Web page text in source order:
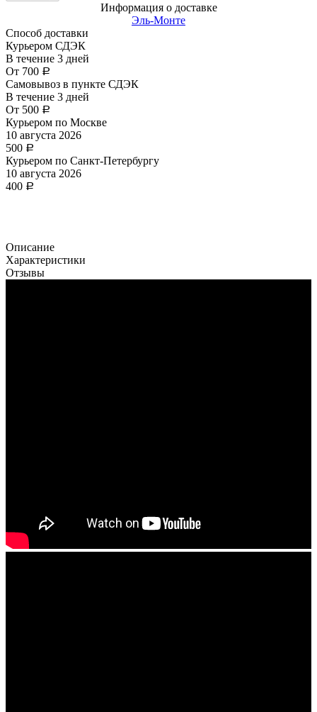
Информация о доставке
Эль-Монте
Способ доставки
Курьером СДЭК
В течение 3 дней
От 700 Р
Самовывоз в пункте СДЭК
В течение 3 дней
От 500 Р
Курьером по Москве
10 августа 2026
500 Р
Курьером по Санкт-Петербургу
10 августа 2026
400 Р
Описание
Характеристики
Отзывы